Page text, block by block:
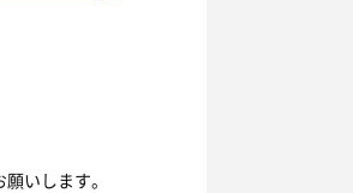
いします。